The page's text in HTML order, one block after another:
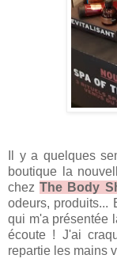
Il y a quelques
boutique la
chezThe Body
odeurs, produits...
qui m'a présentée
écoute ! J'ai
repartie les mains